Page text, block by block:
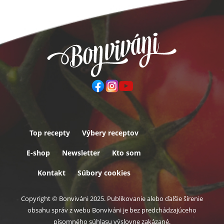
Päta
Top recepty Výbery receptov
E-shop Newsletter Kto som
Kontakt Súbory cookies
Copyright © Bonviváni 2025. Publikovanie alebo ďalšie šírenie
obsahu správ z webu Bonviváni je bez predchádzajúceho
písomného súhlasu výslovne zakázané.